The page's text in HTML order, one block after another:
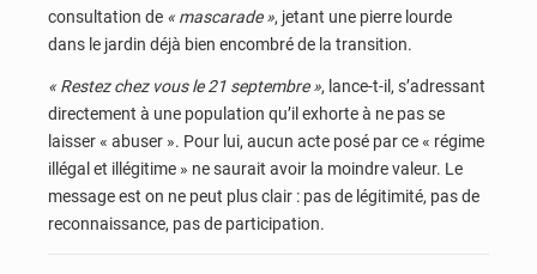
consultation de « mascarade », jetant une pierre lourde
dans le jardin déjà bien encombré de la transition.
« Restez chez vous le 21 septembre », lance-t-il, s’adressant
directement à une population qu’il exhorte à ne pas se
laisser « abuser ». Pour lui, aucun acte posé par ce « régime
illégal et illégitime » ne saurait avoir la moindre valeur. Le
message est on ne peut plus clair : pas de légitimité, pas de
reconnaissance, pas de participation.